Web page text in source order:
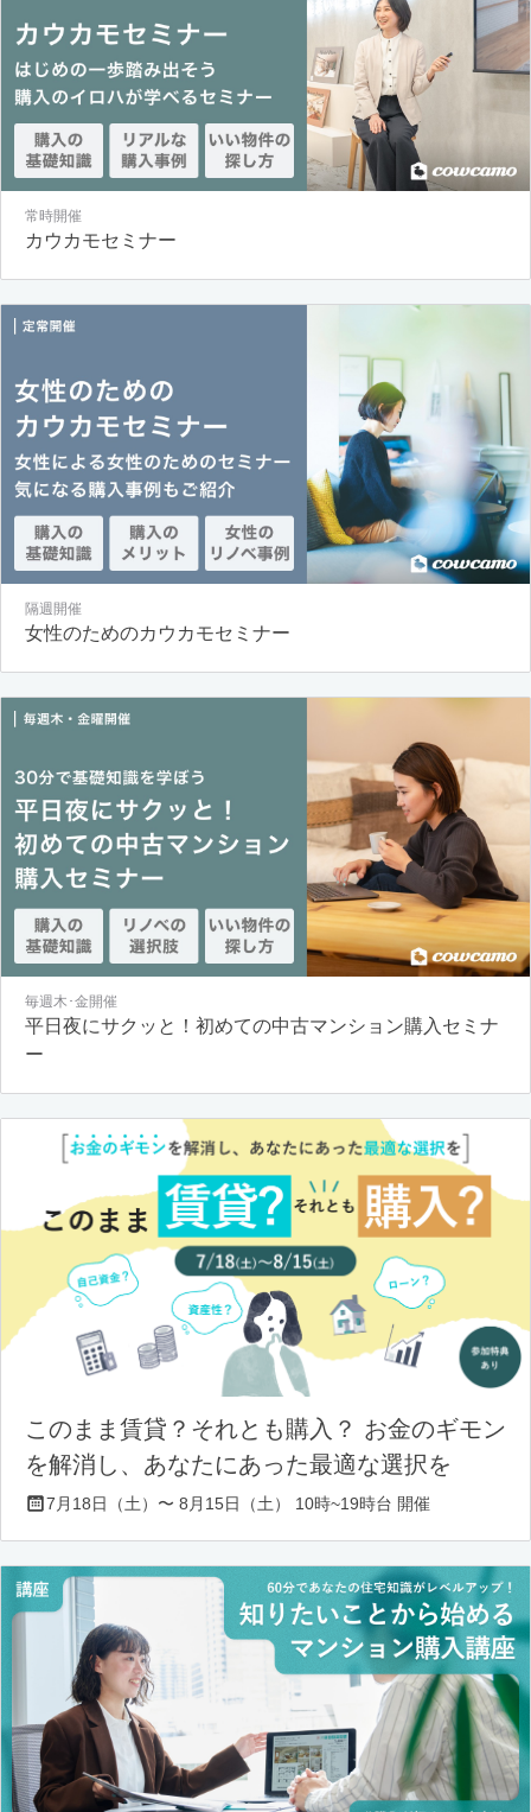
常時開催
カウカモセミナー
隔週開催
女性のためのカウカモセミナー
毎週木･金開催
平日夜にサクッと！初めての中古マンション購入セミナ
ー
このまま賃貸？それとも購入？ お金のギモン
を解消し、あなたにあった最適な選択を
7月18日（土）〜 8月15日（土） 10時~19時台 開催